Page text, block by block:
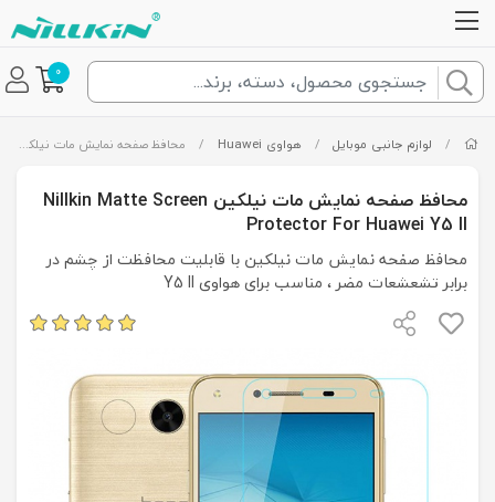
0
/ لوازم جانبی موبایل / هواوی Huawei / محافظ صفحه نمایش مات نیلکین Nillkin Matte Screen Protector For Huawei Y5 II
محافظ صفحه نمایش مات نیلکین Nillkin Matte Screen
Protector For Huawei Y5 II
محافظ صفحه نمایش مات نیلکین با قابلیت محافظت از چشم در
برابر تشعشعات مضر ، مناسب برای هواوی Y5 II